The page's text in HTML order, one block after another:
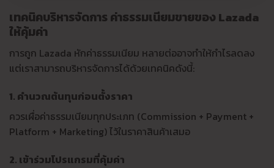
เทคนิคบริหารจัดการ ค่าธรรมเนียมขายของ Lazada
ให้คุ้มค่า
การถูก Lazada หักค่าธรรมเนียม หลายต่ออาจทำให้กำไรลดลง
แต่เราสามารถบริหารจัดการได้ด้วยเทคนิคดังนี้:
1. คำนวณต้นทุนก่อนตั้งราคา
ควรเผื่อค่าธรรมเนียมทุกประเภท (Commission + Payment +
Platform + Marketing) ไว้ในราคาสินค้าเสมอ
2. เข้าร่วมโปรแกรมที่คุ้มค่า